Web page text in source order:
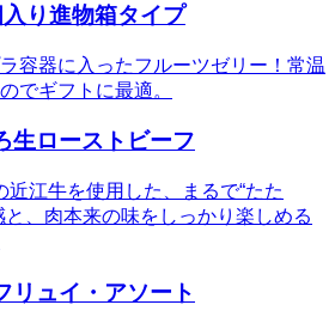
り進物箱タイプ
容器に入ったフルーツゼリー！常温
でギフトに最適。
生ローストビーフ
江牛を使用した、まるで“たた
と、肉本来の味をしっかり楽しめる
リュイ・アソート